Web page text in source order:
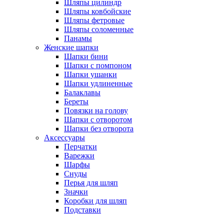
Шляпы цилиндр
Шляпы ковбойские
Шляпы фетровые
Шляпы соломенные
Панамы
Женские шапки
Шапки бини
Шапки с помпоном
Шапки ушанки
Шапки удлиненные
Балаклавы
Береты
Повязки на голову
Шапки с отворотом
Шапки без отворота
Аксессуары
Перчатки
Варежки
Шарфы
Снуды
Перья для шляп
Значки
Коробки для шляп
Подставки